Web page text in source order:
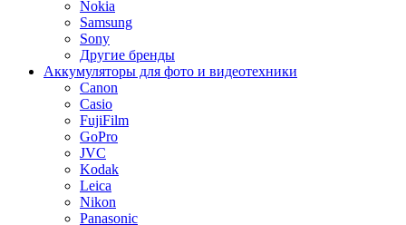
Nokia
Samsung
Sony
Другие бренды
Аккумуляторы для фото и видеотехники
Canon
Casio
FujiFilm
GoPro
JVC
Kodak
Leica
Nikon
Panasonic